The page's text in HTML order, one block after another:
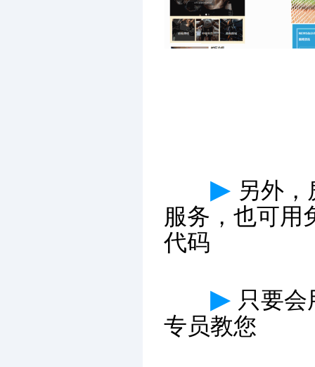
▶ 另外
服务，也可用
代码
▶ 只要
专员教您